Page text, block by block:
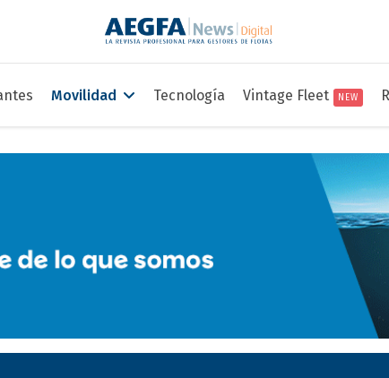
Movilidad Tecnología Vintage Fleet NEW